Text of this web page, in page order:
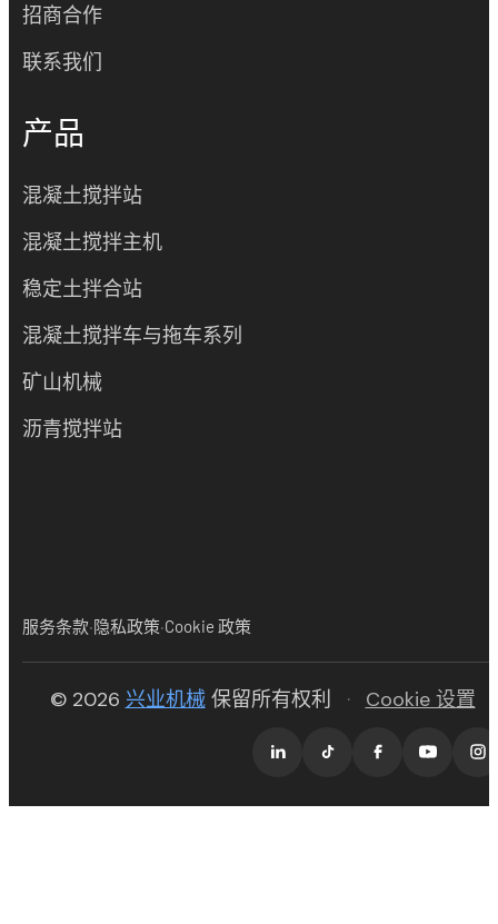
招商合作
联系我们
产品
混凝土搅拌站
混凝土搅拌主机
稳定土拌合站
混凝土搅拌车与拖车系列
矿山机械
沥青搅拌站
服务条款·隐私政策·Cookie 政策
© 2026 兴业机械(opens in new tab)
保留所有权利 · Cookie 设置